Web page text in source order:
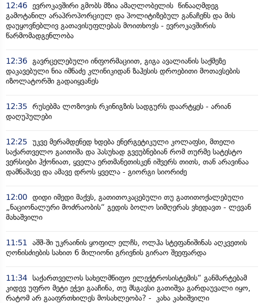
12:46 ევროკავშირი გმობს მზია ამაღლობელის წინააღმდეგ
გამოტანილ არაპროპორციულ და პოლიტიზებულ განაჩენს და მის
დაუყოვნებლივ გათავისუფლებას მოითხოვს - ევროკავშირის
წარმომადგენლობა
12:36 გავრცელებული ინფორმაციით, გიგა ავალიანის საქმეზე
დაკავებული ნია იმნაძე კლინიკიდან ზაჰესის დროებითი მოთავსების
იზოლატორში გადაიყვანეს
12:35 რუსებმა ლოზოვის რკინიგზის სადგურს დაარტყეს - არიან
დაღუპულები
12:25 უკვე მერამდენედ ხდება ენერგეტიკული კოლაფსი, მთელი
საქართველო გაითიშა და პასუხად გვეუბნებიან რომ თურმე სატესტო
ვერსიები ჰქონიათ, ყველა ერთმანეთისკენ იშვერს თითს, თან არავინაა
დამნაშავე და ამავე დროს ყველა - გიორგი სიორიძე
12:00 დიდი იმედი მაქვს, გათითოკაცებული თუ გათითოქალებული
„ნაციონალური მოძრაობის“ გედის ბოლო სიმღერას ვხედავთ - ლევან
მახაშვილი
11:51
აშშ-ში უკრაინის ყოფილ ელჩს, ოლჰა სტეფანიშინას აღკვეთის
ღონისძიების სახით 6 მილიონი გრივნის გირაო შეეფარდა
11:34 საქართველოს სახელმწიფო ელექტროსისტემის“ განმარტებამ
კიდევ უფრო მეტი ეჭვი გააჩინა, თუ მსგავსი გათიშვა გარდაუვალი იყო,
რატომ არ გააფრთხილეს მოსახლეობა? - კახა კახიშვილი